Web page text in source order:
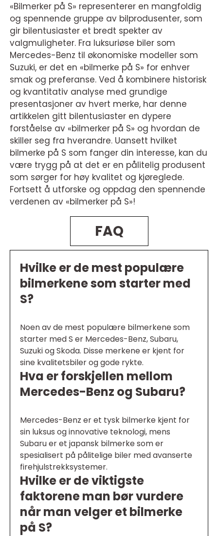
«Bilmerker på S» representerer en mangfoldig
og spennende gruppe av bilprodusenter, som
gir bilentusiaster et bredt spekter av
valgmuligheter. Fra luksuriøse biler som
Mercedes-Benz til økonomiske modeller som
Suzuki, er det en «bilmerke på S» for enhver
smak og preferanse. Ved å kombinere historisk
og kvantitativ analyse med grundige
presentasjoner av hvert merke, har denne
artikkelen gitt bilentusiaster en dypere
forståelse av «bilmerker på S» og hvordan de
skiller seg fra hverandre. Uansett hvilket
bilmerke på S som fanger din interesse, kan du
være trygg på at det er en pålitelig produsent
som sørger for høy kvalitet og kjøreglede.
Fortsett å utforske og oppdag den spennende
verdenen av «bilmerker på S»!
FAQ
Hvilke er de mest populære
bilmerkene som starter med
S?
Noen av de mest populære bilmerkene som
starter med S er Mercedes-Benz, Subaru,
Suzuki og Skoda. Disse merkene er kjent for
sine kvalitetsbiler og gode rykte.
Hva er forskjellen mellom
Mercedes-Benz og Subaru?
Mercedes-Benz er et tysk bilmerke kjent for
sin luksus og innovative teknologi, mens
Subaru er et japansk bilmerke som er
spesialisert på pålitelige biler med avanserte
firehjulstrekksystemer.
Hvilke er de viktigste
faktorene man bør vurdere
når man velger et bilmerke
på S?